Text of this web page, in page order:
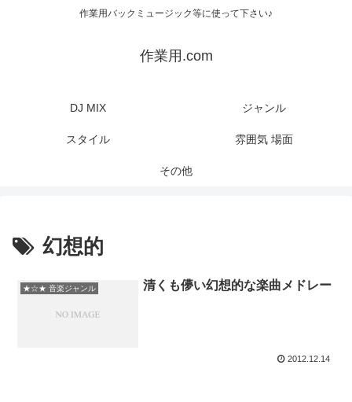
作業用バックミュージック等に使って下さい♪
作業用.com
DJ MIX ジャンル
スタイル 雰囲気 場面
その他
幻想的
★☆★ 音楽ジャンル 清くも儚い幻想的な楽曲メドレー
2012.12.14